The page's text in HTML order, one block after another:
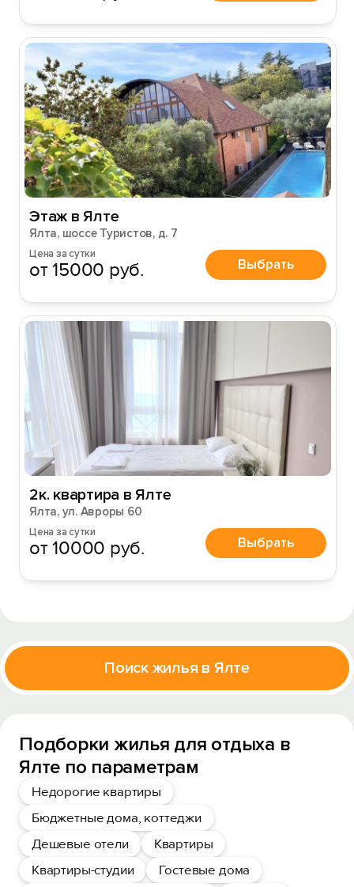
Этаж в Ялте
Ялта, шоссе Туристов, д. 7
Цена за сутки
от 15000 руб. Выбрать
2к. квартира в Ялте
Ялта, ул. Авроры 60
Цена за сутки
от 10000 руб. Выбрать
Поиск жилья в Ялте
Подборки жилья для отдыха в
Ялте по параметрам
Недорогие квартиры
Бюджетные дома, коттеджи
Дешевые отели
Квартиры
Квартиры-студии
Гостевые дома